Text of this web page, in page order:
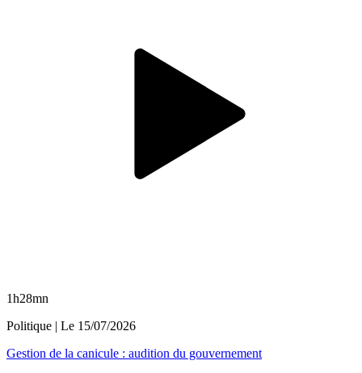
1h28mn
Politique | Le 15/07/2026
Gestion de la canicule : audition du gouvernement